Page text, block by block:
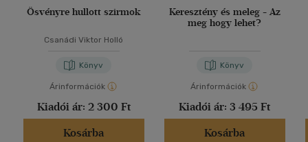
Ösvényre hullott szirmok
Csanádi Viktor Holló
Könyv
Árinformációk
Kiadói ár: 2 300 Ft
Kosárba
Keresztény és meleg - Az
meg hogy lehet?
Könyv
Árinformációk
Kiadói ár: 3 495 Ft
Kosárba